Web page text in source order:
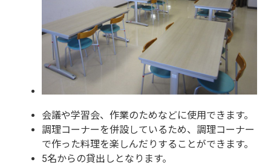
会議や学習会、作業のためなどに使用できます。
調理コーナーを併設しているため、調理コーナー
で作った料理を楽しんだりすることができます。
5名からの貸出しとなります。